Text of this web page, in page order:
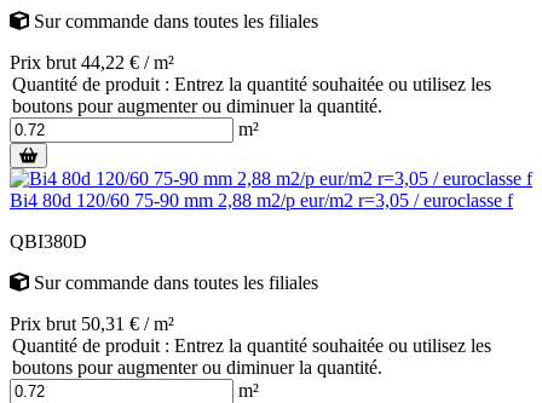
Sur commande dans toutes les filiales
Prix brut 44,22 € / m²
Quantité de produit : Entrez la quantité souhaitée ou utilisez les
boutons pour augmenter ou diminuer la quantité.
m²
Bi4 80d 120/60 75-90 mm 2,88 m2/p eur/m2 r=3,05 / euroclasse f
QBI380D
Sur commande dans toutes les filiales
Prix brut 50,31 € / m²
Quantité de produit : Entrez la quantité souhaitée ou utilisez les
boutons pour augmenter ou diminuer la quantité.
m²